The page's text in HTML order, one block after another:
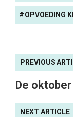
OPVOEDING
PREVIOUS
De
NEXT ARTICLE